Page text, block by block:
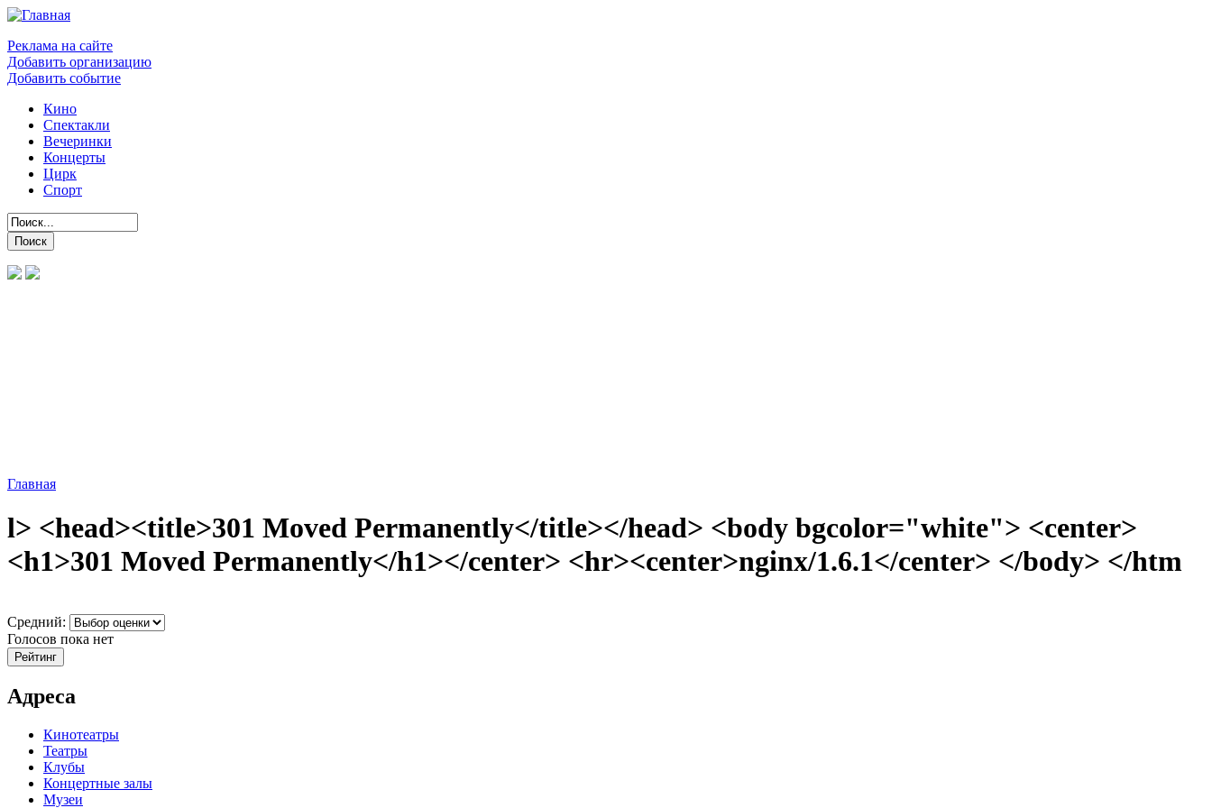
Реклама на сайте
Добавить организацию
Добавить событие
Кино
Спектакли
Вечеринки
Концерты
Цирк
Спорт
Главная
l> <head><title>301 Moved Permanently</title></head> <body bgcolor="white"> <center>
<h1>301 Moved Permanently</h1></center> <hr><center>nginx/1.6.1</center> </body> </htm
Средний:
Голосов пока нет
Адреса
Кинотеатры
Театры
Клубы
Концертные залы
Музеи